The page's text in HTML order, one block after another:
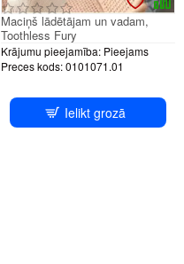
Krājumu pieejamība: Pieejams
Preces kods:0101071.01
Maciņš lādētājam un vadam,
Toothless Fury
Ielikt grozā